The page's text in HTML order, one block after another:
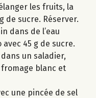
les fruits, la
de sucre. Réserver.
dans de l’eau
45 g de sucre.
un saladier,
blanc et
une pincée de sel